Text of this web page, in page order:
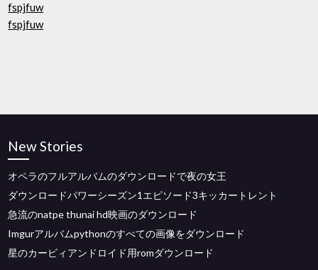
fspjfuw
fspjfuw
New Stories
オペラのフルアルバムのダウンロードで夜の女王
ダウンロードパワーシーズン1エピソード3キッカートレント
急流のnatpe thunai hd映画のダウンロード
Imgurアルバムpythonのすべての画像をダウンロード
星のカービィアンドロイド用romダウンロード